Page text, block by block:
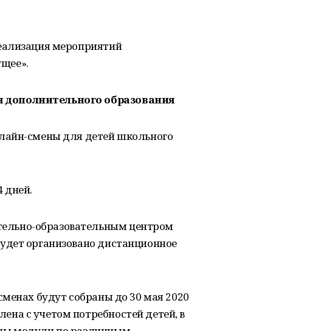
мероприятий
образования
смены для детей школьного
дней.
образовательным центром
организовано дистанционное
будут собраны до 30 мая 2020
с учетом потребностей детей, в